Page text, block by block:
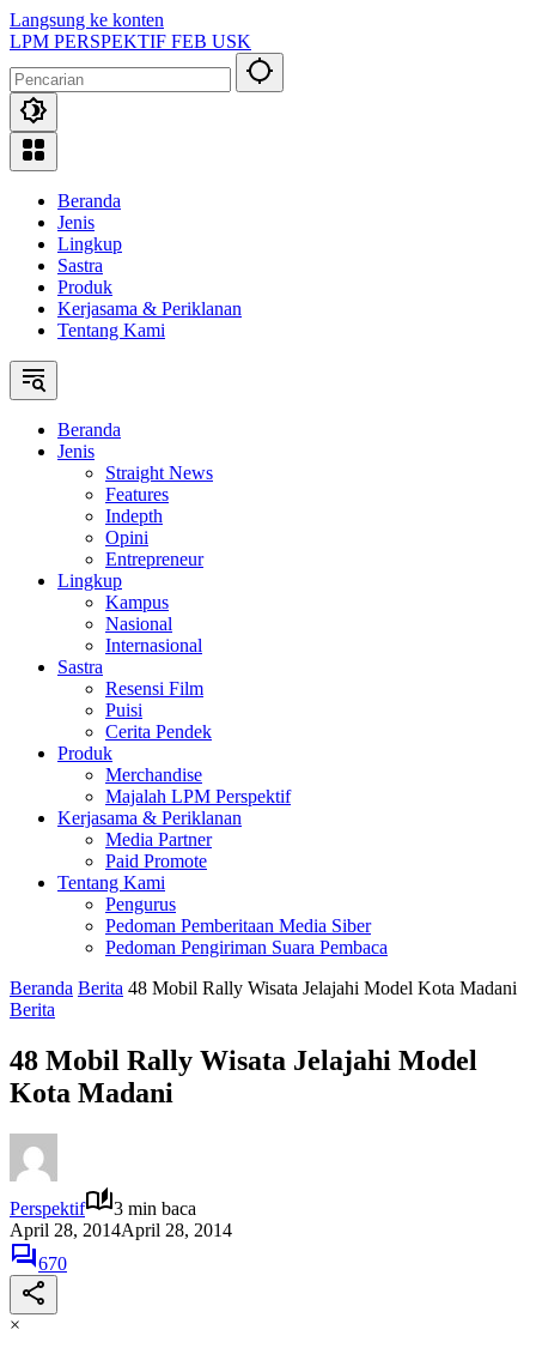
Langsung ke konten
LPM PERSPEKTIF FEB USK
Beranda
Jenis
Lingkup
Sastra
Produk
Kerjasama & Periklanan
Tentang Kami
Beranda
Jenis
Straight News
Features
Indepth
Opini
Entrepreneur
Lingkup
Kampus
Nasional
Internasional
Sastra
Resensi Film
Puisi
Cerita Pendek
Produk
Merchandise
Majalah LPM Perspektif
Kerjasama & Periklanan
Media Partner
Paid Promote
Tentang Kami
Pengurus
Pedoman Pemberitaan Media Siber
Pedoman Pengiriman Suara Pembaca
Beranda Berita 48 Mobil Rally Wisata Jelajahi Model Kota Madani
Berita
48 Mobil Rally Wisata Jelajahi Model
Kota Madani
Perspektif
3 min baca
April 28, 2014April 28, 2014
670
×